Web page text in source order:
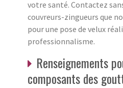
votre santé. Contactez
couvreurs-zingueurs que
pour une pose de velux
professionnalisme.
Renseignements
composants des